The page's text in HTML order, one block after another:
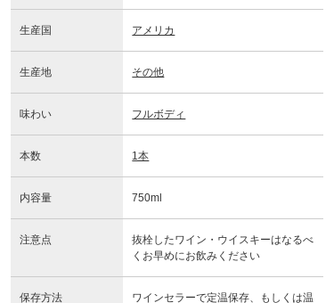
生産国 アメリカ
生産地 その他
味わい フルボディ
本数 1本
内容量 750ml
注意点
抜栓したワイン・ウイスキーはなるべ
くお早めにお飲みください
保存方法
ワインセラーで定温保存、もしくは温